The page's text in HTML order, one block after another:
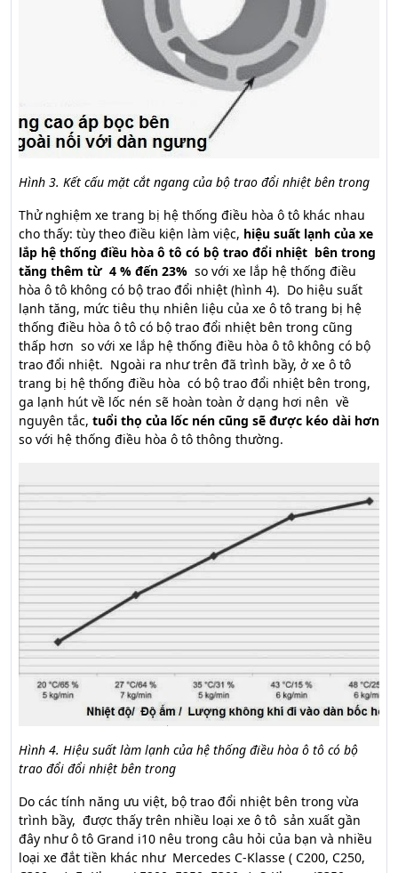
Hình 3. Kết cấu mặt cắt ngang của bộ trao đổi nhiệt bên trong
Thử nghiệm xe trang bị hệ thống điều hòa ô tô khác nhau
cho thấy: tùy theo điều kiện làm việc, hiệu suất lạnh của xe
lắp hệ thống điều hòa ô tô có bộ trao đổi nhiệt bên trong
tăng thêm từ 4 % đến 23% so với xe lắp hệ thống điều
hòa ô tô không có bộ trao đổi nhiệt (hình 4). Do hiệu suất
lạnh tăng, mức tiêu thụ nhiên liệu của xe ô tô trang bị hệ
thống điều hòa ô tô có bộ trao đổi nhiệt bên trong cũng
thấp hơn so với xe lắp hệ thống điều hòa ô tô không có bộ
trao đổi nhiệt. Ngoài ra như trên đã trình bầy, ở xe ô tô
trang bị hệ thống điều hòa có bộ trao đổi nhiệt bên trong,
ga lạnh hút về lốc nén sẽ hoàn toàn ở dạng hơi nên về
nguyên tắc, tuổi thọ của lốc nén cũng sẽ được kéo dài hơn
so với hệ thống điều hòa ô tô thông thường.
Hình 4. Hiệu suất làm lạnh của hệ thống điều hòa ô tô có bộ
trao đổi đổi nhiệt bên trong
Do các tính năng ưu việt, bộ trao đổi nhiệt bên trong vừa
trình bầy, được thấy trên nhiều loại xe ô tô sản xuất gần
đây như ô tô Grand i10 nêu trong câu hỏi của bạn và nhiều
loại xe đắt tiền khác như Mercedes C-Klasse ( C200, C250,